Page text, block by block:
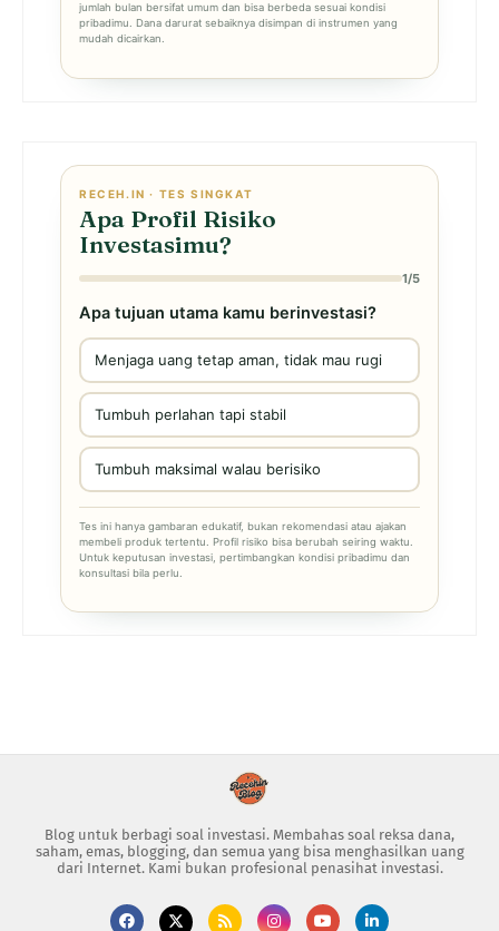
jumlah bulan bersifat umum dan bisa berbeda sesuai kondisi
pribadimu. Dana darurat sebaiknya disimpan di instrumen yang
mudah dicairkan.
RECEH.IN · TES SINGKAT
Apa Profil Risiko
Investasimu?
1/5
Apa tujuan utama kamu berinvestasi?
Menjaga uang tetap aman, tidak mau rugi
Tumbuh perlahan tapi stabil
Tumbuh maksimal walau berisiko
Tes ini hanya gambaran edukatif, bukan rekomendasi atau ajakan
membeli produk tertentu. Profil risiko bisa berubah seiring waktu.
Untuk keputusan investasi, pertimbangkan kondisi pribadimu dan
konsultasi bila perlu.
Blog untuk berbagi soal investasi. Membahas soal reksa dana,
saham, emas, blogging, dan semua yang bisa menghasilkan uang
dari Internet. Kami bukan profesional penasihat investasi.